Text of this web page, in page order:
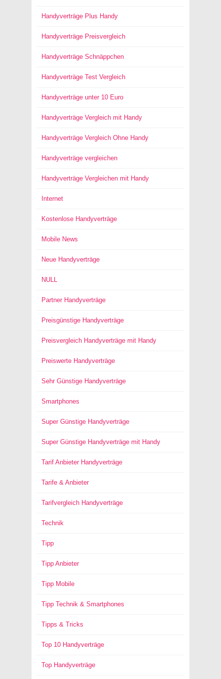
Handyverträge Plus Handy
Handyverträge Preisvergleich
Handyverträge Schnäppchen
Handyverträge Test Vergleich
Handyverträge unter 10 Euro
Handyverträge Vergleich mit Handy
Handyverträge Vergleich Ohne Handy
Handyverträge vergleichen
Handyverträge Vergleichen mit Handy
Internet
Kostenlose Handyverträge
Mobile News
Neue Handyverträge
NULL
Partner Handyverträge
Preisgünstige Handyverträge
Preisvergleich Handyverträge mit Handy
Preiswerte Handyverträge
Sehr Günstige Handyverträge
Smartphones
Super Günstige Handyverträge
Super Günstige Handyverträge mit Handy
Tarif Anbieter Handyverträge
Tarife & Anbieter
Tarifvergleich Handyverträge
Technik
Tipp
Tipp Anbieter
Tipp Mobile
Tipp Technik & Smartphones
Tipps & Tricks
Top 10 Handyverträge
Top Handyverträge